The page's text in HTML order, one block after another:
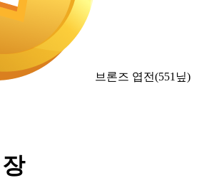
브론즈 엽전(551 닢)